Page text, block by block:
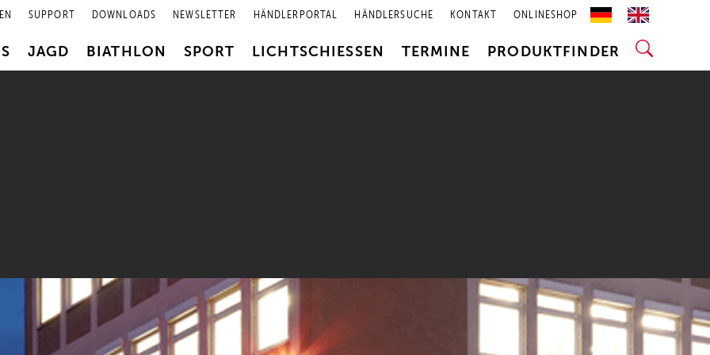
SUPPORT DOWNLOADS NEWSLETTER HÄNDLERPORTAL HÄNDLERSUCHE KONTAKT ONLINESHOP
JAGD BIATHLON SPORT LICHTSCHIESSEN TERMINE PRODUKTFINDER